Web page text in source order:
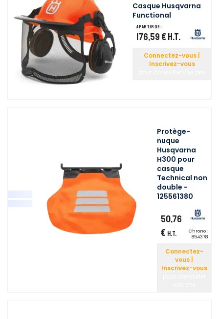
Casque Husqvarna
Functional
A partir de :
176,59 € H.T.
Connectez-vous |
Inscrivez-vous
Protège-
nuque
Husqvarna
H300 pour
casque
Technical non
double -
125561380
50,76
€ H.T.
Chrono :
854378
Connectez-
vous |
Inscrivez-vous